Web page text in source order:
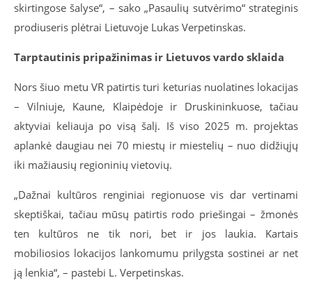
skirtingose šalyse“, – sako „Pasaulių sutvėrimo“ strateginis
prodiuseris plėtrai Lietuvoje Lukas Verpetinskas.
Tarptautinis pripažinimas ir Lietuvos vardo sklaida
Nors šiuo metu VR patirtis turi keturias nuolatines lokacijas
– Vilniuje, Kaune, Klaipėdoje ir Druskininkuose, tačiau
aktyviai keliauja po visą šalį. Iš viso 2025 m. projektas
aplankė daugiau nei 70 miestų ir miestelių – nuo didžiųjų
iki mažiausių regioninių vietovių.
„Dažnai kultūros renginiai regionuose vis dar vertinami
skeptiškai, tačiau mūsų patirtis rodo priešingai – žmonės
ten kultūros ne tik nori, bet ir jos laukia. Kartais
mobiliosios lokacijos lankomumu prilygsta sostinei ar net
ją lenkia“, – pastebi L. Verpetinskas.